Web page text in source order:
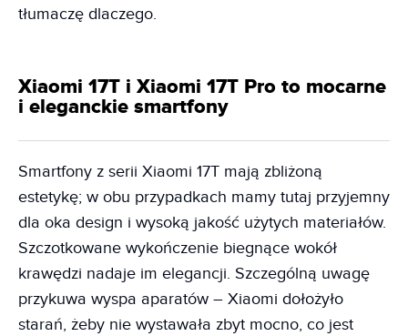
tłumaczę dlaczego.
Xiaomi 17T i Xiaomi 17T Pro to mocarne
i eleganckie smartfony
Smartfony z serii Xiaomi 17T mają zbliżoną
estetykę; w obu przypadkach mamy tutaj przyjemny
dla oka design i wysoką jakość użytych materiałów.
Szczotkowane wykończenie biegnące wokół
krawędzi nadaje im elegancji. Szczególną uwagę
przykuwa wyspa aparatów – Xiaomi dołożyło
starań, żeby nie wystawała zbyt mocno, co jest